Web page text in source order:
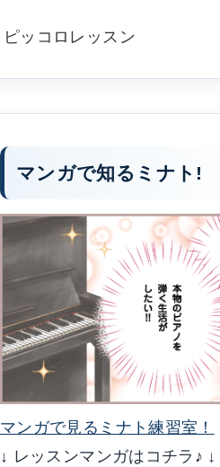
ピッコロレッスン
マンガで知るミナト!
マンガで見るミナト練習室！
↓ レッスンマンガはコチラ♪ ↓